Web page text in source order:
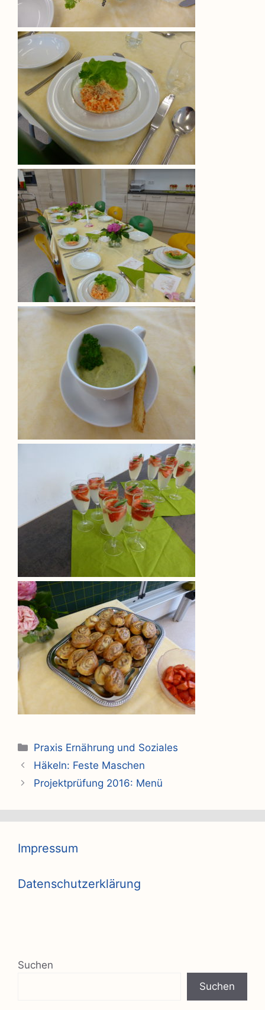
Kategorien
Praxis Ernährung und Soziales
Häkeln: Feste Maschen
Projektprüfung 2016: Menü
Impressum
Datenschutzerklärung
Suchen
Suchen